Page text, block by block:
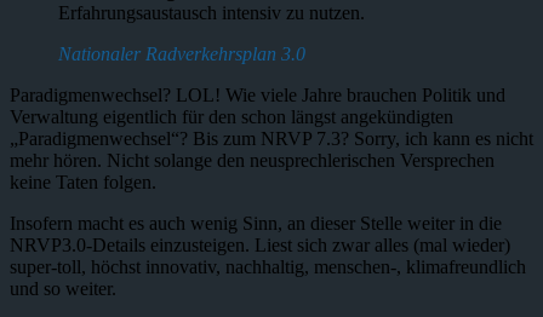
Erfahrungsaustausch intensiv zu nutzen.
Nationaler Radverkehrsplan 3.0
Paradigmenwechsel? LOL! Wie viele Jahre brauchen Politik und
Verwaltung eigentlich für den schon längst angekündigten
„Paradigmenwechsel“? Bis zum NRVP 7.3? Sorry, ich kann es nicht
mehr hören. Nicht solange den neusprechlerischen Versprechen
keine Taten folgen.
Insofern macht es auch wenig Sinn, an dieser Stelle weiter in die
NRVP3.0-Details einzusteigen. Liest sich zwar alles (mal wieder)
super-toll, höchst innovativ, nachhaltig, menschen-, klimafreundlich
und so weiter.